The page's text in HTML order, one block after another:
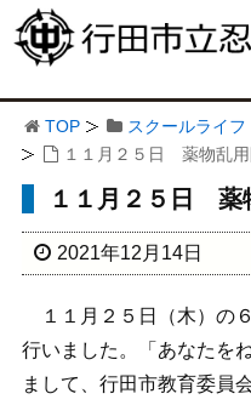
TOP
スクールライフ
１１月２５日 薬物乱
１１月２５日 薬
2021年12月14日
１１月２５日（木）の
行いました。「あなたを
まして、行田市教育委員